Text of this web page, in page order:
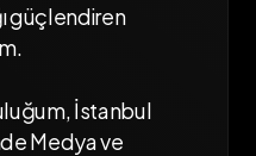
güçlendiren
İstanbul
Medya ve